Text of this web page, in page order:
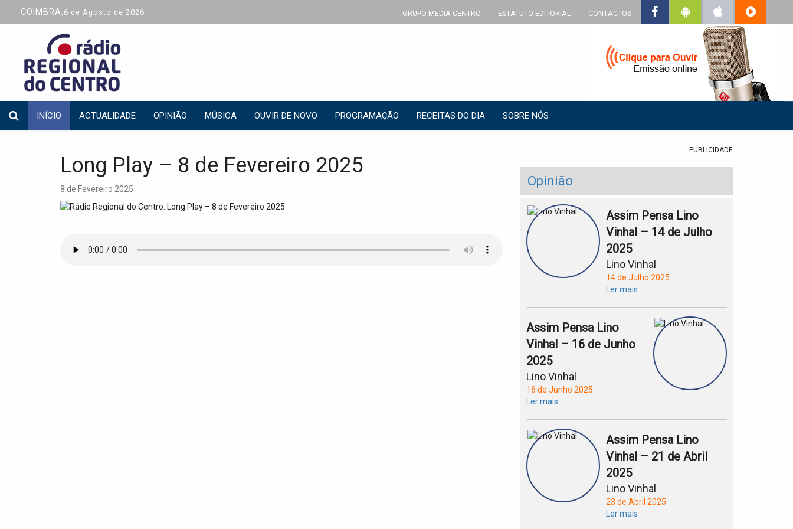
COIMBRA, 6 de Agosto de 2026 GRUPO MEDIA CENTRO ESTATUTO EDITORIAL CONTACTOS
INÍCIO ACTUALIDADE OPINIÃO MÚSICA OUVIR DE NOVO PROGRAMAÇÃO RECEITAS DO DIA SOBRE NÓS
Long Play – 8 de Fevereiro 2025
8 de Fevereiro 2025
PUBLICIDADE
Opinião
Assim Pensa Lino
Vinhal – 14 de Julho
2025
Lino Vinhal
14 de Julho 2025
Ler mais
Assim Pensa Lino
Vinhal – 16 de Junho
2025
Lino Vinhal
16 de Junho 2025
Ler mais
Assim Pensa Lino
Vinhal – 21 de Abril
2025
Lino Vinhal
23 de Abril 2025
Ler mais